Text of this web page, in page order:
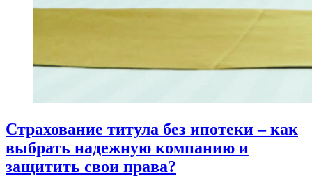
Страхование титула без ипотеки – как
выбрать надежную компанию и
защитить свои права?